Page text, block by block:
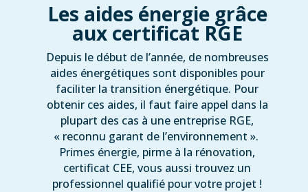
Les aides énergie grâce
aux certificat RGE
Depuis le début de l’année, de nombreuses
aides énergétiques sont disponibles pour
faciliter la transition énergétique. Pour
obtenir ces aides, il faut faire appel dans la
plupart des cas à une entreprise RGE,
« reconnu garant de l’environnement ».
Primes énergie, pirme à la rénovation,
certificat CEE, vous aussi trouvez un
professionnel qualifié pour votre projet !